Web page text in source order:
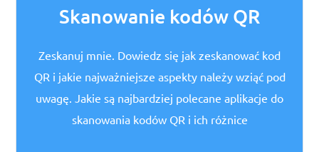
Skanowanie kodów QR
Zeskanuj mnie. Dowiedz się jak zeskanować kod
QR i jakie najważniejsze aspekty należy wziąć pod
uwagę. Jakie są najbardziej polecane aplikacje do
skanowania kodów QR i ich różnice